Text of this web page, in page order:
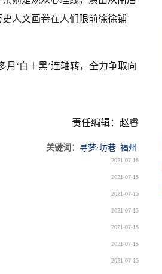
人文画卷在人们眼前徐徐铺
‘白＋黑’连轴转，全力争取向
责任编辑：赵睿
关键词： 寻梦·坊巷 福州
2021-07-16
2021-07-15
2021-07-15
2021-07-15
2021-07-15
2021-07-15
2021-07-15